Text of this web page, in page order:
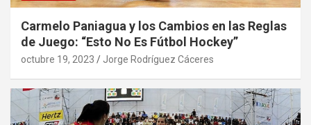
Carmelo Paniagua y los Cambios en las Reglas
de Juego: “Esto No Es Fútbol Hockey”
octubre 19, 2023 Jorge Rodríguez Cáceres